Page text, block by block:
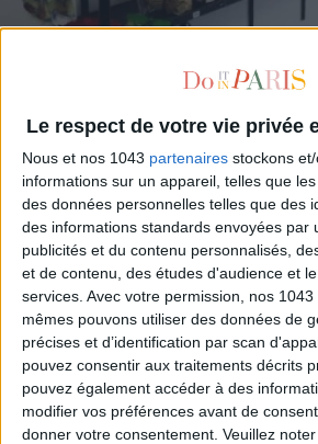
Le respect de votre vie privée
Nous et nos 1043 partenaires stockons
informations sur un appareil, telles que
des données personnelles telles que des
des informations standards envoyées par
publicités et du contenu personnalisés,
et de contenu, des études d'audience et
services. Avec votre permission, nos
mêmes pouvons utiliser des données de
précises et d’identification par scan
pouvez consentir aux traitements décrits
pouvez également accéder à des
modifier vos préférences avant de
donner votre consentement. Veuillez